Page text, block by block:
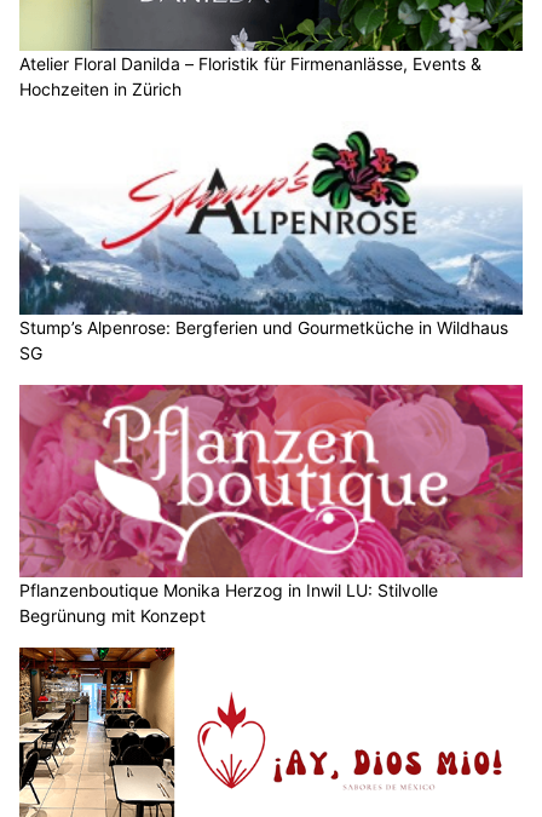
Atelier Floral Danilda – Floristik für Firmenanlässe, Events &
Hochzeiten in Zürich
Stump’s Alpenrose: Bergferien und Gourmetküche in Wildhaus
SG
Pflanzenboutique Monika Herzog in Inwil LU: Stilvolle
Begrünung mit Konzept